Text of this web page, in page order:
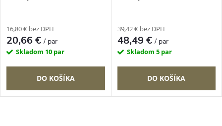
16,80 € bez DPH
20,66 €/ par
Skladom 10 par
DO KOŠÍKA
39,42 € bez DPH
48,49 €/ par
Skladom 5 par
DO KOŠÍKA